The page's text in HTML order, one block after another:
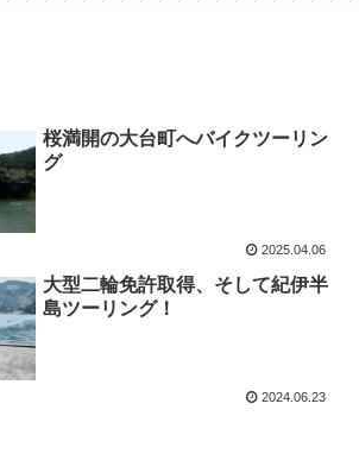
桜満開の大台町へバイクツーリン
グ
2025.04.06
大型二輪免許取得、そして紀伊半
島ツーリング！
2024.06.23